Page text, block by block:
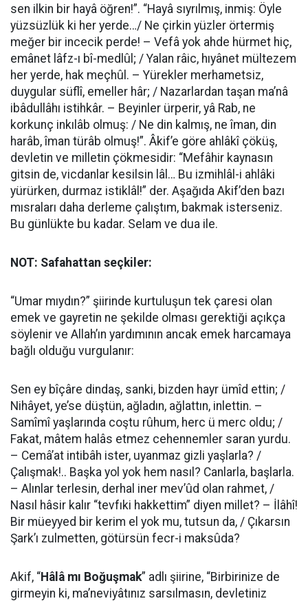
sen ilkin bir hayâ öğren!”. “Hayâ sıyrılmış, inmiş: Öyle
yüzsüzlük ki her yerde…/ Ne çirkin yüzler örtermiş
meğer bir incecik perde! – Vefâ yok ahde hürmet hiç,
emânet lâfz-ı bî-medlûl; / Yalan râic, hıyânet mültezem
her yerde, hak meçhûl. – Yürekler merhametsiz,
duygular süflî, emeller hâr; / Nazarlardan taşan ma’nâ
ibâdullâhı istihkâr. – Beyinler ürperir, yâ Rab, ne
korkunç inkılâb olmuş: / Ne din kalmış, ne îman, din
harâb, îman türâb olmuş!”. Âkif’e göre ahlâkî çöküş,
devletin ve milletin çökmesidir: “Mefâhir kaynasın
gitsin de, vicdanlar kesilsin lâl… Bu izmihlâl-i ahlâki
yürürken, durmaz istiklâl!” der. Aşağıda Akif’den bazı
mısraları daha derleme çalıştım, bakmak isterseniz.
Bu günlükte bu kadar. Selam ve dua ile.
NOT: Safahattan seçkiler:
“Umar mıydın?” şiirinde kurtuluşun tek çaresi olan
emek ve gayretin ne şekilde olması gerek­tiği açıkça
söylenir ve Allah’ın yardımının ancak emek harcamaya
bağlı olduğu vurgulanır:
Sen ey bîçâre dindaş, sanki, bizden hayr ümîd ettin; /
Nihâyet, ye’se düştün, ağladın, ağlattın, inlettin. –
Samîmî yaşlarında coştu rûhum, herc ü merc oldu; /
Fakat, mâtem halâs etmez cehennemler saran yurdu.
– Cemâ’at intibâh ister, uyanmaz gizli yaşlarla? /
Çalışmak!.. Başka yol yok hem nasıl? Canlarla, başlarla.
– Alınlar terlesin, derhal iner mev’ûd olan rahmet, /
Nasıl hâsir kalır “tevfıki hakkettim” diyen millet? – İlâhî!
Bir müeyyed bir kerim el yok mu, tutsun da, / Çıkarsın
Şark’ı zulmetten, götürsün fecr-i maksûda?
Akif, “Hâlâ mı Boğuşmak” adlı şiirine, “Birbirinize de
girmeyin ki, ma’neviyâtınız sarsıl­masın, devletiniz